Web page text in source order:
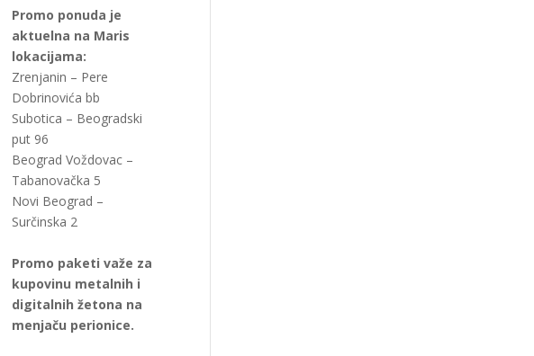
Promo ponuda je
aktuelna na Maris
lokacijama:
Zrenjanin – Pere
Dobrinovića bb
Subotica – Beogradski
put 96
Beograd Voždovac –
Tabanovačka 5
Novi Beograd –
Surčinska 2
Promo paketi važe za
kupovinu metalnih i
digitalnih žetona na
menjaču perionice.